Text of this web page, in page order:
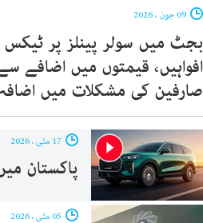
بجٹ میں سولر پینلز پر
افواہیں، قیمتوں میں اضافے
صارفین کی مشکلات میں
پاکستان